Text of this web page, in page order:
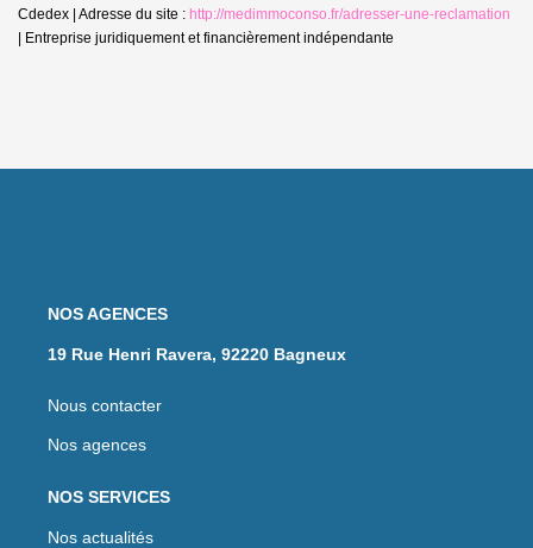
Cdedex | Adresse du site : http://medimmoconso.fr/adresser-une-reclamation
| Entreprise juridiquement et financièrement indépendante
NOS AGENCES
19 Rue Henri Ravera, 92220 Bagneux
Nous contacter
Nos agences
NOS SERVICES
Nos actualités